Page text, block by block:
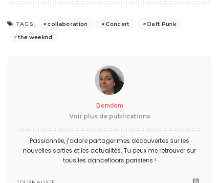
TAGS: collaboration Concert
Daft Punk
the weeknd
Demdem
Voir plus de publications
Passionnée, j’adore partager mes découvertes sur les
nouvelles sorties et les actualités. Tu peux me retrouver sur
tous les dancefloors parisiens !